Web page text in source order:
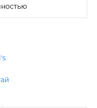
обнимает вашу голову.